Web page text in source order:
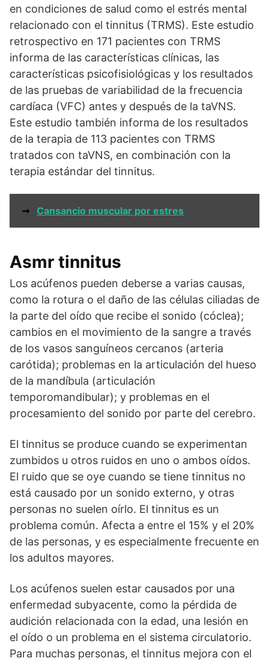
en condiciones de salud como el estrés mental
relacionado con el tinnitus (TRMS). Este estudio
retrospectivo en 171 pacientes con TRMS
informa de las características clínicas, las
características psicofisiológicas y los resultados
de las pruebas de variabilidad de la frecuencia
cardíaca (VFC) antes y después de la taVNS.
Este estudio también informa de los resultados
de la terapia de 113 pacientes con TRMS
tratados con taVNS, en combinación con la
terapia estándar del tinnitus.
➞ Cansancio muscular por estres
Asmr tinnitus
Los acúfenos pueden deberse a varias causas,
como la rotura o el daño de las células ciliadas de
la parte del oído que recibe el sonido (cóclea);
cambios en el movimiento de la sangre a través
de los vasos sanguíneos cercanos (arteria
carótida); problemas en la articulación del hueso
de la mandíbula (articulación
temporomandibular); y problemas en el
procesamiento del sonido por parte del cerebro.
El tinnitus se produce cuando se experimentan
zumbidos u otros ruidos en uno o ambos oídos.
El ruido que se oye cuando se tiene tinnitus no
está causado por un sonido externo, y otras
personas no suelen oírlo. El tinnitus es un
problema común. Afecta a entre el 15% y el 20%
de las personas, y es especialmente frecuente en
los adultos mayores.
Los acúfenos suelen estar causados por una
enfermedad subyacente, como la pérdida de
audición relacionada con la edad, una lesión en
el oído o un problema en el sistema circulatorio.
Para muchas personas, el tinnitus mejora con el